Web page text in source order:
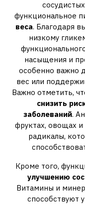
функциональное
веса. Благодаря
низкому
насыщения и
особенно важно
вес или
Важно отметить,
снизить
заболеваний.
фруктах, овощах и
радикалы,
Кроме того,
улучшению
Витамины и
способствуют